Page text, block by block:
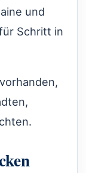
und
Schritt in